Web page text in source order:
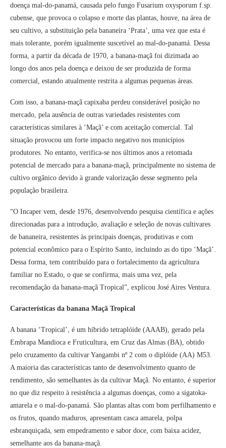
doença mal-do-panamá, causada pelo fungo Fusarium oxysporum f.sp.
cubense, que provoca o colapso e morte das plantas, houve, na área de
seu cultivo, a substituição pela bananeira ‘Prata’, uma vez que esta é
mais tolerante, porém igualmente suscetível ao mal-do-panamá. Dessa
forma, a partir da década de 1970, a banana-maçã foi dizimada ao
longo dos anos pela doença e deixou de ser produzida de forma
comercial, estando atualmente restrita a algumas pequenas áreas.
Com isso, a banana-maçã capixaba perdeu considerável posição no
mercado, pela ausência de outras variedades resistentes com
características similares à ‘Maçã’ e com aceitação comercial. Tal
situação provocou um forte impacto negativo nos municípios
produtores. No entanto, verifica-se nos últimos anos a retomada
potencial de mercado para a banana-maçã, principalmente no sistema de
cultivo orgânico devido à grande valorização desse segmento pela
população brasileira.
“O Incaper vem, desde 1976, desenvolvendo pesquisa científica e ações
direcionadas para a introdução, avaliação e seleção de novas cultivares
de bananeira, resistentes às principais doenças, produtivas e com
potencial econômico para o Espírito Santo, incluindo as do tipo ‘Maçã’.
Dessa forma, tem contribuído para o fortalecimento da agricultura
familiar no Estado, o que se confirma, mais uma vez, pela
recomendação da banana-maçã Tropical”, explicou José Aires Ventura.
Características da banana Maçã Tropical
A banana ‘Tropical’, é um híbrido tetraplóide (AAAB), gerado pela
Embrapa Mandioca e Fruticultura, em Cruz das Almas (BA), obtido
pelo cruzamento da cultivar Yangambi nº 2 com o diplóide (AA) M53.
A maioria das características tanto de desenvolvimento quanto de
rendimento, são semelhantes às da cultivar Maçã. No entanto, é superior
no que diz respeito à resistência a algumas doenças, como a sigatoka-
amarela e o mal-do-panamá. São plantas altas com bom perfilhamento e
os frutos, quando maduros, apresentam casca amarela, polpa
esbranquiçada, sem empedramento e sabor doce, com baixa acidez,
semelhante aos da banana-maçã.